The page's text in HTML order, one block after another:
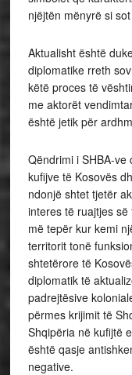
njëjtën mënyrë si
Aktualisht është
diplomatike rreth
këtë proces të
me aktorët
është jetik për
Qëndrimi i SHBA-
kufijve të Kosovës
ndonjë shtet tjetër
interes të ruajtjes
më tepër kur kemi
territorit tonë
shtetërore të
diplomatik të
padrejtësive
përmes krijimit të
Shqipëria në kufijtë
është qasje
negative.